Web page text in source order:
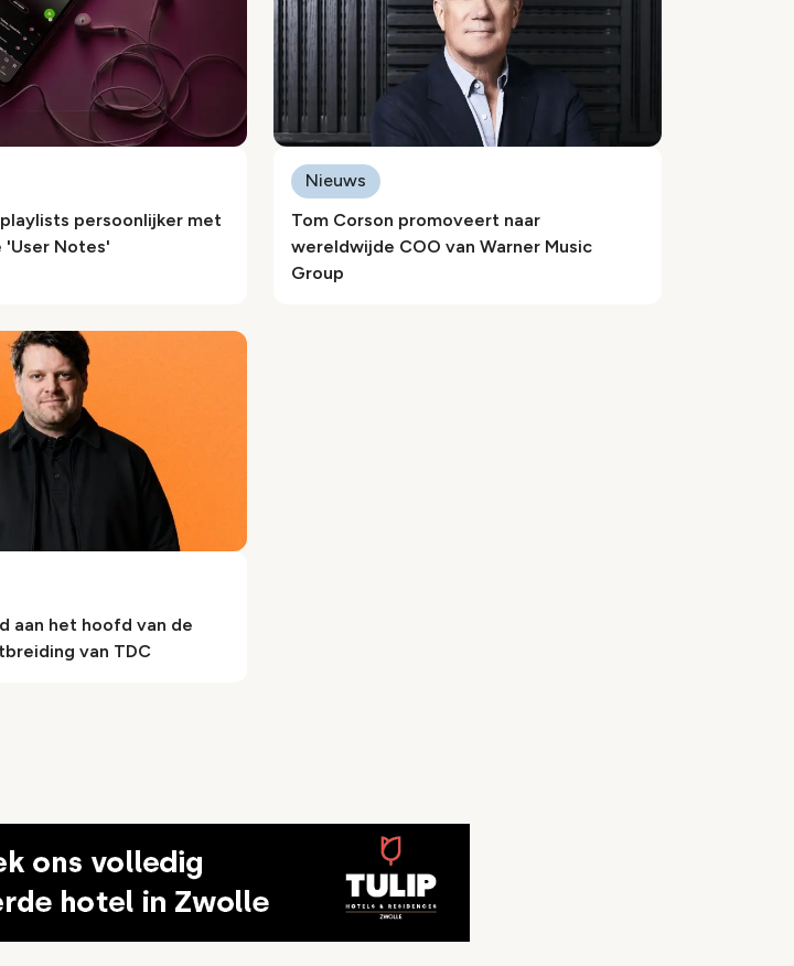
persoonlijker met
'User Notes'
Tom Corson promoveert naar
wereldwijde COO van Warner Music
Group
Nieuws
aan het hoofd van de
van TDC